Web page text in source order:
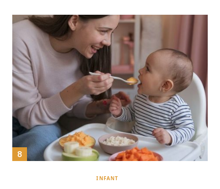
INFANT